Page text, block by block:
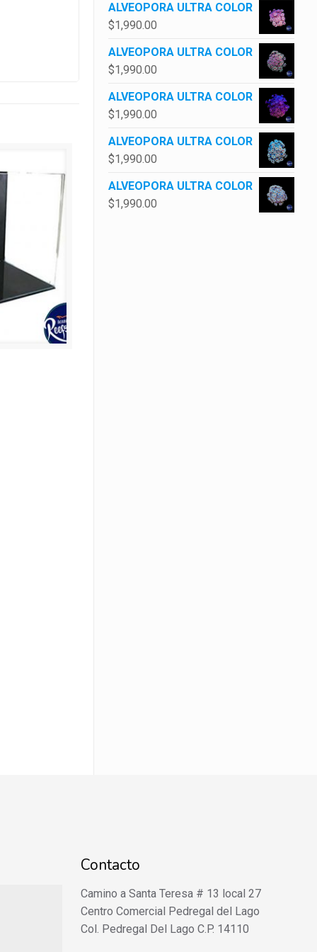
ALVEOPORA ULTRA COLOR
$1,990.00
ALVEOPORA ULTRA COLOR
$1,990.00
ALVEOPORA ULTRA COLOR
$1,990.00
ALVEOPORA ULTRA COLOR
$1,990.00
ALVEOPORA ULTRA COLOR
$1,990.00
Contacto
Camino a Santa Teresa # 13 local 27
Centro Comercial Pedregal del Lago
Col. Pedregal Del Lago C.P. 14110